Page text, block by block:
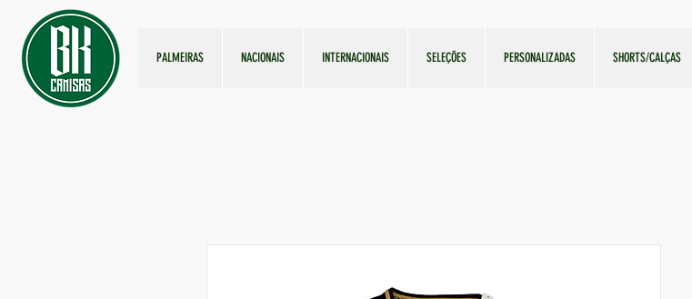
PALMEIRAS NACIONAIS INTERNACIONAIS SELEÇÕES PERSONALIZADAS SHORTS/CALÇAS